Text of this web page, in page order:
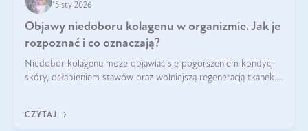
15 sty 2026
Objawy niedoboru kolagenu w organizmie. Jak je
rozpoznać i co oznaczają?
Niedobór kolagenu może objawiać się pogorszeniem kondycji
skóry, osłabieniem stawów oraz wolniejszą regeneracją tkanek.
osłabienie włosów.
CZYTAJ